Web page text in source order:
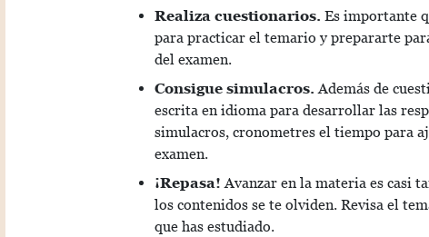
Realiza cuestionarios. Es importante
para practicar el temario y prepararte
del examen.
Consigue simulacros.Además de
escrita en idioma para desarrollar las
simulacros, cronometres el tiempo para
examen.
¡Repasa!Avanzar en la materia es casi
los contenidos se te olviden. Revisa el
que has estudiado.